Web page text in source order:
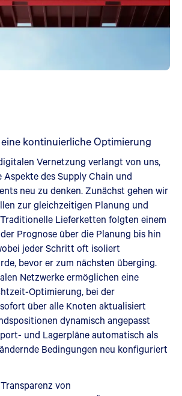
kontinuierliche Optimierung
Vernetzung verlangt von uns,
des Supply Chain und
neu zu denken. Zunächst gehen wir
zur gleichzeitigen Planung und
Lieferketten folgten einem
Prognose über die Planung bis hin
jeder Schritt oft isoliert
bevor er zum nächsten überging.
Netzwerke ermöglichen eine
Optimierung, bei der
über alle Knoten aktualisiert
dynamisch angepasst
und Lagerpläne automatisch als
Bedingungen neu konfiguriert
von